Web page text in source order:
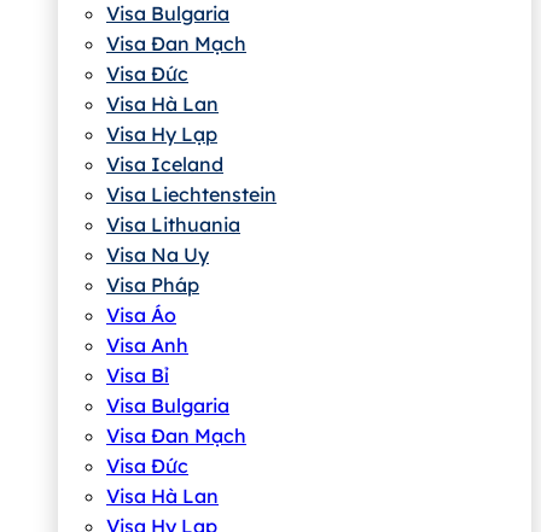
Visa Bulgaria
Visa Đan Mạch
Visa Đức
Visa Hà Lan
Visa Hy Lạp
Visa Iceland
Visa Liechtenstein
Visa Lithuania
Visa Na Uy
Visa Pháp
Visa Áo
Visa Anh
Visa Bỉ
Visa Bulgaria
Visa Đan Mạch
Visa Đức
Visa Hà Lan
Visa Hy Lạp